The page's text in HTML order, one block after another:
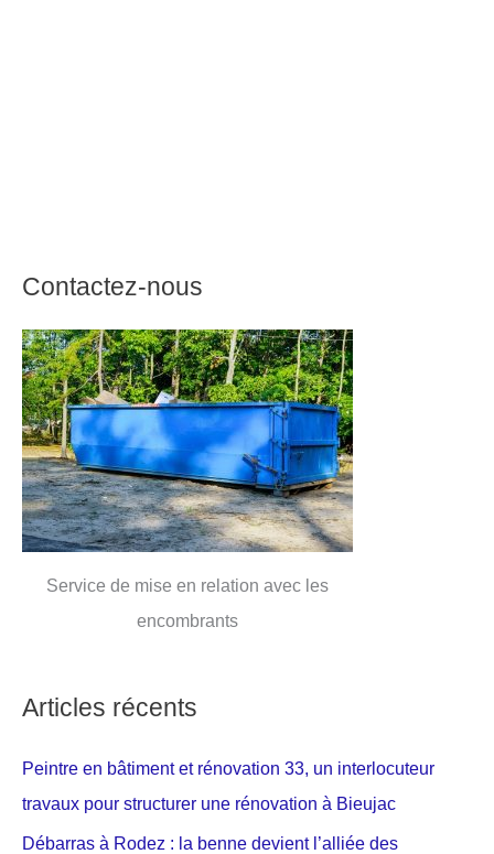
Contactez-nous
Service de mise en relation avec les
encombrants
Articles récents
Peintre en bâtiment et rénovation 33, un interlocuteur
travaux pour structurer une rénovation à Bieujac
Débarras à Rodez : la benne devient l’alliée des